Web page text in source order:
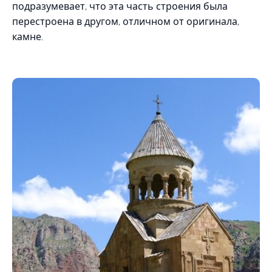
подразумевает, что эта часть строения была
перестроена в другом, отличном от оригинала,
камне.